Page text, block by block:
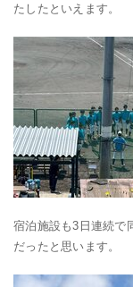
たしたといえます。
宿泊施設も3日連続で
だったと思います。